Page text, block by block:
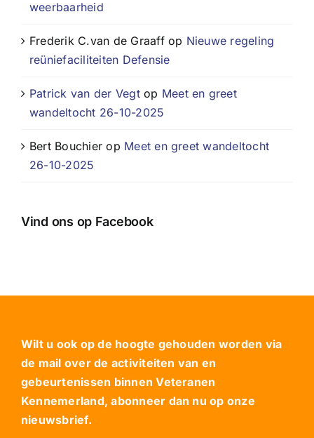
weerbaarheid
Frederik C.van de Graaffop Nieuwe regeling
reüniefaciliteiten Defensie
Patrick van der Vegtop Meet en greet
wandeltocht 26-10-2025
Bert Bouchier op Meet en greet wandeltocht
26-10-2025
Vind ons op Facebook
Wilt u ook op de hoogte gehouden worden via
de mail over de activiteiten van en
gebeurtenissen binnen Veteranen
Kennemerland, abonneer dan nu op onze
nieuwsbrief.